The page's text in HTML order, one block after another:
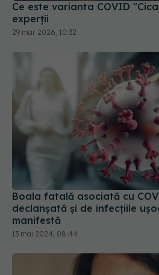
Ce este varianta COVID
experții
29 mar 2026, 10:32
Boala fatală asociată cu
declanșată și de infecțiile
manifestă
13 mai 2024, 08:44